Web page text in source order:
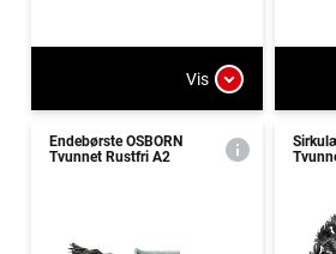
Vis
Endebørste OSBORN
Tvunnet Rustfri A2